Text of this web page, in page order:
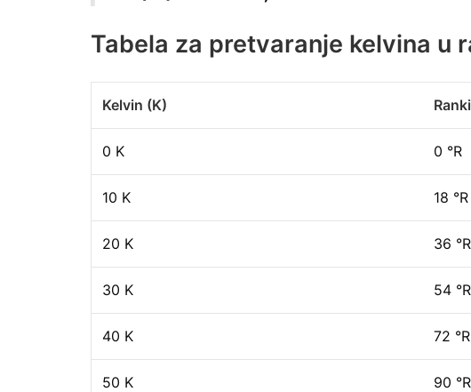
Tabela za pretvaranje kelvina u
Kelvin (K)
0 K 0 °R
10 K 18 °R
20 K 36 °R
30 K 54 °R
40 K 72 °R
50 K 90 °R